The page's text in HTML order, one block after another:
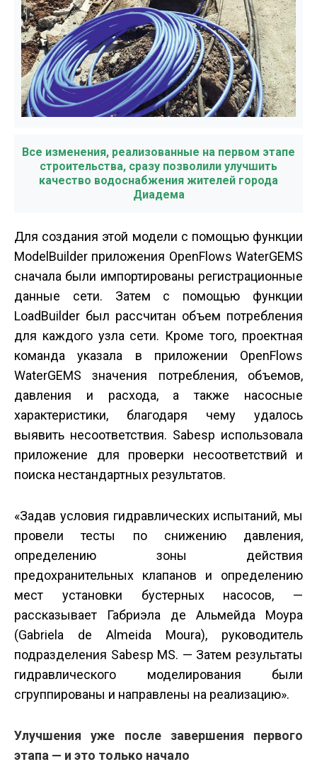
Все изменения, реализованные на первом этапе
строительства, сразу позволили улучшить
качество водоснабжения жителей города
Диадема
Для создания этой модели с помощью функции
ModelBuilder приложения OpenFlows WaterGEMS
сначала были импортированы регистрационные
данные сети. Затем с помощью функции
LoadBuilder был рассчитан объем потребления
для каждого узла сети. Кроме того, проектная
команда указала в приложении OpenFlows
WaterGEMS значения потребления, объемов,
давления и расхода, а также насосные
характеристики, благодаря чему удалось
выявить несоответствия. Sabesp использовала
приложение для проверки несоответствий и
поиска нестандартных результатов.
«Задав условия гидравлических испытаний, мы
провели тесты по снижению давления,
определению зоны действия
предохранительных клапанов и определению
мест установки бустерных насосов, —
рассказывает Габриэла де Альмейда Моура
(Gabriela de Almeida Moura), руководитель
подразделения Sabesp MS. — Затем результаты
гидравлического моделирования были
сгруппированы и направлены на реализацию».
Улучшения уже после завершения первого
этапа — и это только начало